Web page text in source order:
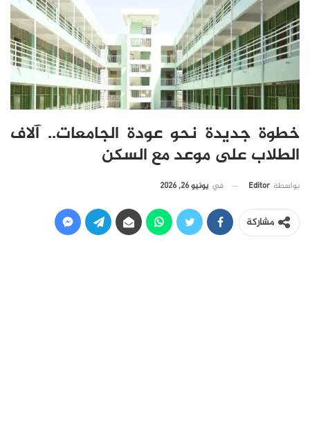
خطوة جديدة نحو عودة الجامعات.. آلاف
الطلاب على موعد مع السكن
بواسطة Editor في يونيو 26, 2026
مشاركة